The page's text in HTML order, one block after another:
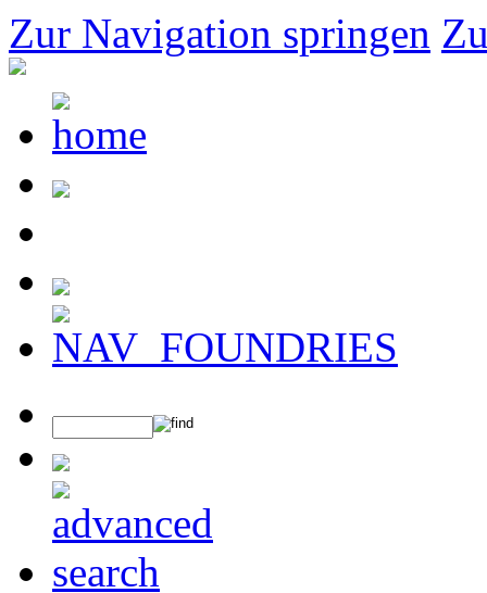
Zur Navigation springen